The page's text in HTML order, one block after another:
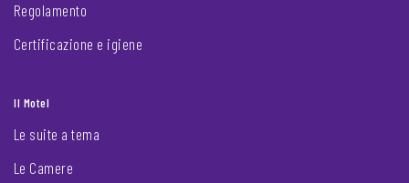
Regolamento
Certificazione e igiene
Il Motel
Le suite a tema
Le Camere